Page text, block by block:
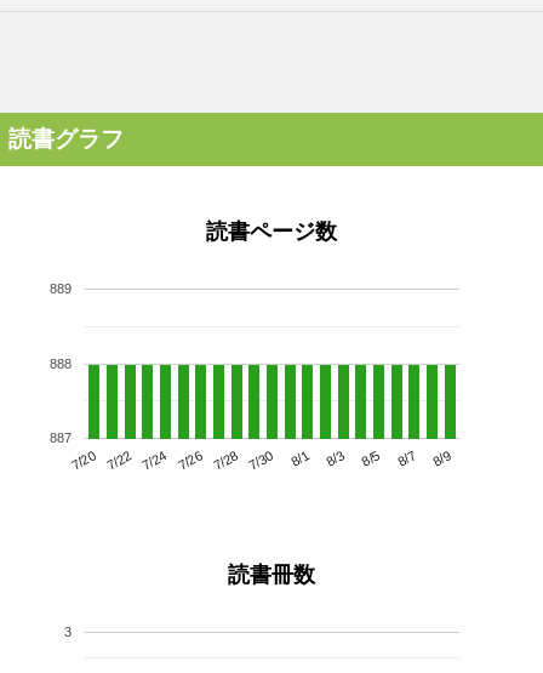
読書グラフ
読書ページ数
7/20 7/22 7/24 7/26 7/28 7/30 8/1 8/3 8/5 8/7 8/9
887
888
889
読書冊数
3